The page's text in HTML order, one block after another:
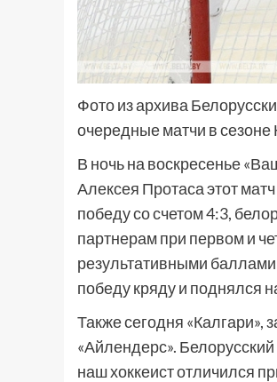
Фото из архива
очередные матчи в
В ночь на воскресенье
Алексея Протаса этот
победу со счетом 4:3,
партнерам при первом и
результативными
победу кряду и поднялся
Также сегодня «Калгари»,
«Айлендерс».
наш хоккеист отличился